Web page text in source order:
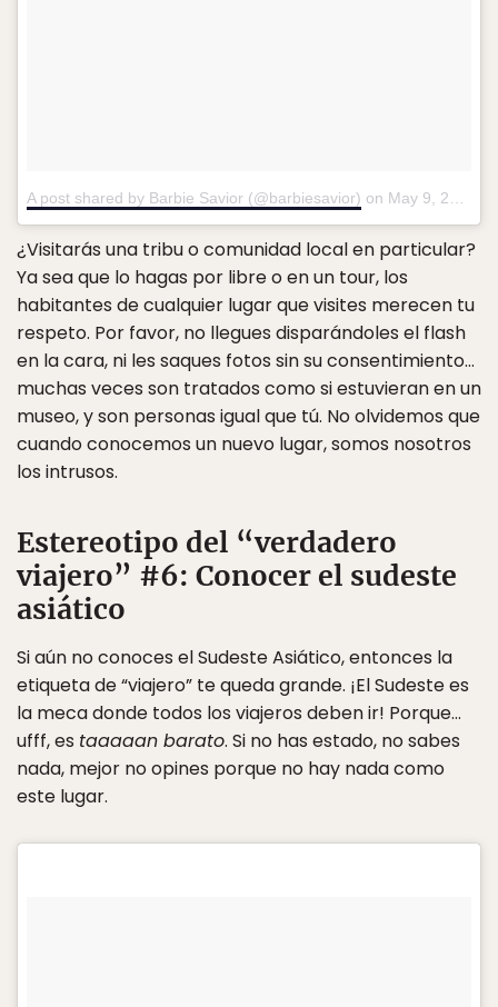
A post shared by Barbie Savior (@barbiesavior) on May 9, 2016 at 9:41am PDT
¿Visitarás una tribu o comunidad local en particular?
Ya sea que lo hagas por libre o en un tour, los
habitantes de cualquier lugar que visites merecen tu
respeto. Por favor, no llegues disparándoles el flash
en la cara, ni les saques fotos sin su consentimiento…
muchas veces son tratados como si estuvieran en un
museo, y son personas igual que tú. No olvidemos que
cuando conocemos un nuevo lugar, somos nosotros
los intrusos.
Estereotipo del “verdadero
viajero” #6: Conocer el sudeste
asiático
Si aún no conoces el Sudeste Asiático, entonces la
etiqueta de “viajero” te queda grande. ¡El Sudeste es
la meca donde todos los viajeros deben ir! Porque…
ufff, es taaaaan barato. Si no has estado, no sabes
nada, mejor no opines porque no hay nada como
este lugar.